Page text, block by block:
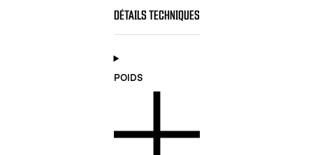
DÉTAILS TECHNIQUES
POIDS